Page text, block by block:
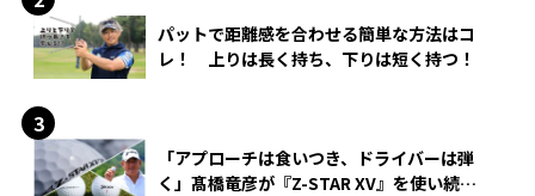
パットで距離感を合わせる簡単な方法はコ
レ！ 上りは長く持ち、下りは短く持つ！
「アプローチは食いつき、ドライバーは弾
く」髙橋竜彦が『Z-STAR XV』を使い続け